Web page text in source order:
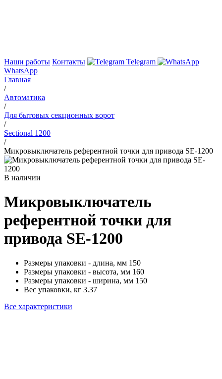
Наши работы Контакты
Telegram
WhatsApp
Главная
/
Автоматика
/
Для бытовых секционных ворот
/
Sectional 1200
/
Микровыключатель референтной точки для привода SE-1200
В наличии
Микровыключатель
референтной точки для
привода SE-1200
Размеры упаковки - длина, мм 150
Размеры упаковки - высота, мм 160
Размеры упаковки - ширина, мм 150
Вес упаковки, кг 3.37
Все характеристики